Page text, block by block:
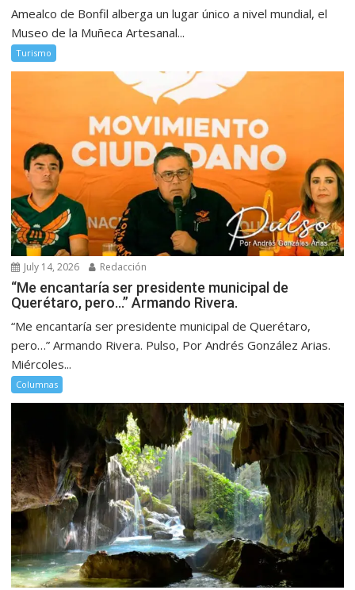
Amealco de Bonfil alberga un lugar único a nivel mundial, el
Museo de la Muñeca Artesanal...
Turismo
July 14, 2026 Redacción
“Me encantaría ser presidente municipal de
Querétaro, pero…” Armando Rivera.
“Me encantaría ser presidente municipal de Querétaro,
pero…” Armando Rivera. Pulso, Por Andrés González Arias.
Miércoles...
Columnas